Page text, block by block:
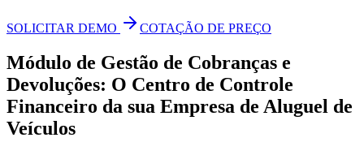
SOLICITAR DEMO COTAÇÃO DE PREÇO
Módulo de Gestão de Cobranças e
Devoluções: O Centro de Controle
Financeiro da sua Empresa de Aluguel de
Veículos